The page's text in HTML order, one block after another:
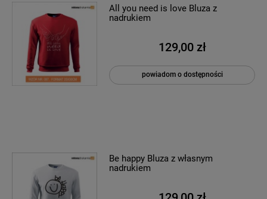
All you need is love Bluza z
nadrukiem
129,00 zł
powiadom o dostępności
Be happy Bluza z własnym
nadrukiem